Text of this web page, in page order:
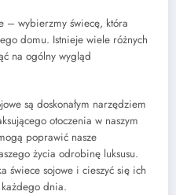
– wybierzmy świecę, która
domu. Istnieje wiele różnych
na ogólny wygląd
są doskonałym narzędziem
otoczenia w naszym
poprawić nasze
życia odrobinę luksusu.
świece sojowe i cieszyć się ich
dnia.